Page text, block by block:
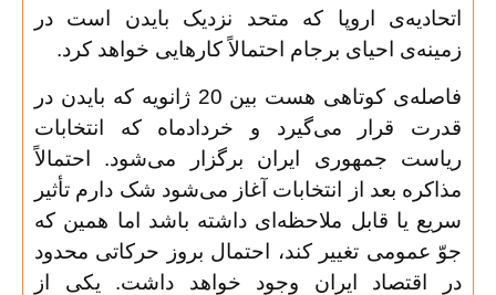
اتحادیه‌ی اروپا که متحد نزدیک بایدن است در
زمینه‌ی احیای برجام احتمالاً کارهایی خواهد کرد.
فاصله‌ی کوتاهی هست بین 20 ژانویه که بایدن در
قدرت قرار می‌گیرد و خردادماه که انتخابات
ریاست جمهوری ایران برگزار می‌شود. احتمالاً
مذاکره بعد از انتخابات آغاز می‌شود شک دارم تأثیر
سریع یا قابل ملاحظه‌ای داشته باشد اما همین که
جوّ عمومی تغییر کند، احتمال بروز حرکاتی محدود
در اقتصاد ایران وجود خواهد داشت. یکی از